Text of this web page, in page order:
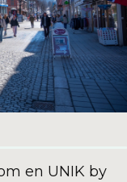
en UNIK by